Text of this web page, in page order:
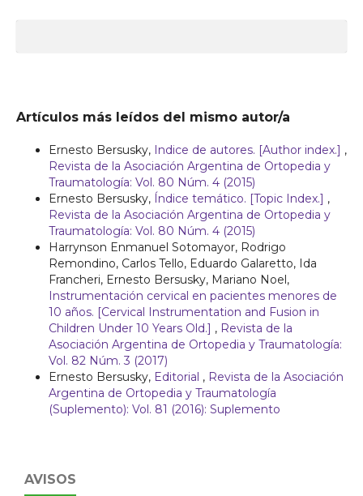
Artículos más leídos del mismo autor/a
Ernesto Bersusky, Indice de autores. [Author index.] ,
Revista de la Asociación Argentina de Ortopedia y
Traumatología: Vol. 80 Núm. 4 (2015)
Ernesto Bersusky, Índice temático. [Topic Index.] ,
Revista de la Asociación Argentina de Ortopedia y
Traumatología: Vol. 80 Núm. 4 (2015)
Harrynson Enmanuel Sotomayor, Rodrigo
Remondino, Carlos Tello, Eduardo Galaretto, Ida
Francheri, Ernesto Bersusky, Mariano Noel,
Instrumentación cervical en pacientes menores de
10 años. [Cervical Instrumentation and Fusion in
Children Under 10 Years Old.] , Revista de la
Asociación Argentina de Ortopedia y Traumatología:
Vol. 82 Núm. 3 (2017)
Ernesto Bersusky, Editorial , Revista de la Asociación
Argentina de Ortopedia y Traumatología
(Suplemento): Vol. 81 (2016): Suplemento
AVISOS